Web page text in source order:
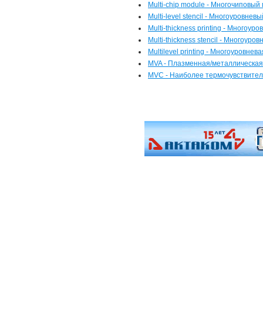
Multi-chip module - Многочиповый
Multi-level stencil -
Multi-thickness printing -
Multi-thickness stencil -
Multilevel printing -
MVA - Плазменная/
MVC - Наиболее